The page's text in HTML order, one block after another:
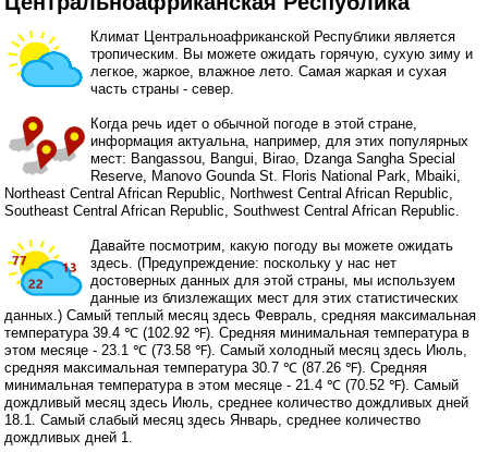
Климат Центральноафриканской Республики является
тропическим. Вы можете ожидать горячую, сухую зиму и
легкое, жаркое, влажное лето. Самая жаркая и сухая
часть страны - север.
Когда речь идет о обычной погоде в этой стране,
информация актуальна, например, для этих популярных
мест: Bangassou, Bangui, Birao, Dzanga Sangha Special
Reserve, Manovo Gounda St. Floris National Park, Mbaiki,
Northeast Central African Republic, Northwest Central African Republic,
Southeast Central African Republic, Southwest Central African Republic.
Давайте посмотрим, какую погоду вы можете ожидать
здесь. (Предупреждение: поскольку у нас нет
достоверных данных для этой страны, мы используем
данные из близлежащих мест для этих статистических
данных.) Самый теплый месяц здесь Февраль, средняя максимальная
температура 39.4 ℃ (102.92 ℉). Средняя минимальная температура в
этом месяце - 23.1 ℃ (73.58 ℉). Самый холодный месяц здесь Июль,
средняя максимальная температура 30.7 ℃ (87.26 ℉). Средняя
минимальная температура в этом месяце - 21.4 ℃ (70.52 ℉). Самый
дождливый месяц здесь Июль, среднее количество дождливых дней
18.1. Самый слабый месяц здесь Январь, среднее количество
дождливых дней 1.